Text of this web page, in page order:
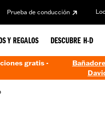
Prueba de conducción
Y REGALOS DESCUBRE H-D
gratis -